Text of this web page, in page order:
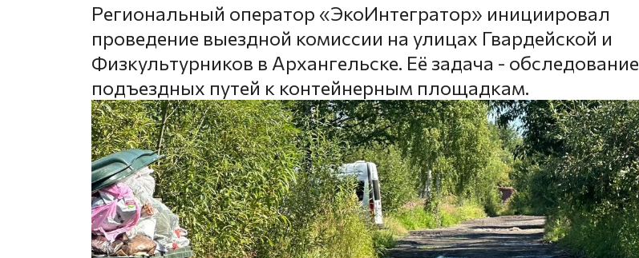
Региональный оператор «ЭкоИнтегратор» инициировал
проведение выездной комиссии на улицах Гвардейской и
Физкультурников в Архангельске. Её задача - обследование
подъездных путей к контейнерным площадкам.